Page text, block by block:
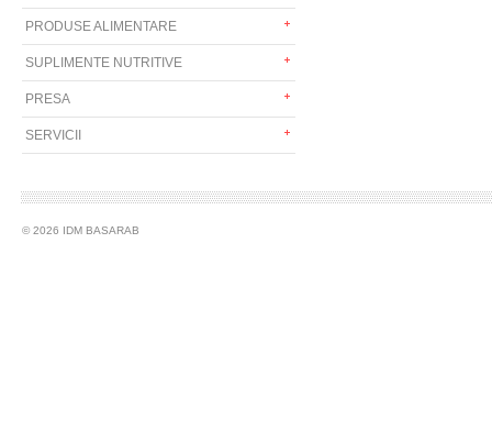
PRODUSE ALIMENTARE
SUPLIMENTE NUTRITIVE
PRESA
SERVICII
© 2026 IDM BASARAB